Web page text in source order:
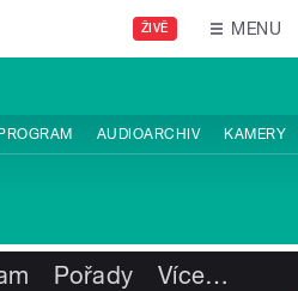
ŽIVĚ MENU
PROGRAM AUDIOARCHIV KAMERY
Pořady Více…